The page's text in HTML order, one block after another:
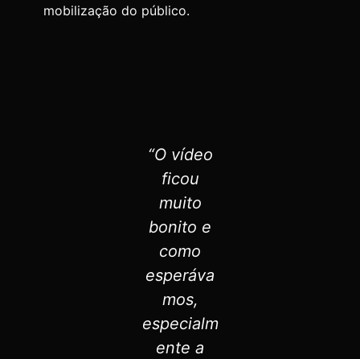
mobilização do público.
“O vídeo
ficou
muito
bonito e
como
esperáva
mos,
especialm
ente a